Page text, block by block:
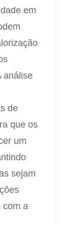
em
análise
de
que os
um
sejam
com a